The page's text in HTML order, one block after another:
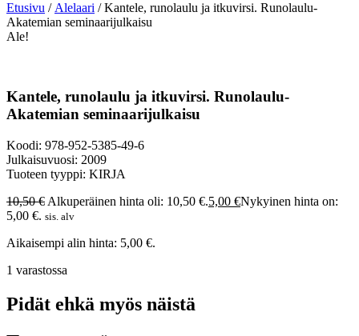
Etusivu /Alelaari / Kantele, runolaulu ja itkuvirsi. Runolaulu-
Akatemian seminaarijulkaisu
Ale!
Kantele, runolaulu ja itkuvirsi. Runolaulu-
Akatemian seminaarijulkaisu
Koodi: 978-952-5385-49-6
Julkaisuvuosi: 2009
Tuoteen tyyppi: KIRJA
10,50€ Alkuperäinen hinta oli: 10,50 €.5,00 €Nykyinen hinta on:
5,00 €. sis. alv
Aikaisempi alin hinta: 5,00 €.
1 varastossa
Pidät ehkä myös näistä